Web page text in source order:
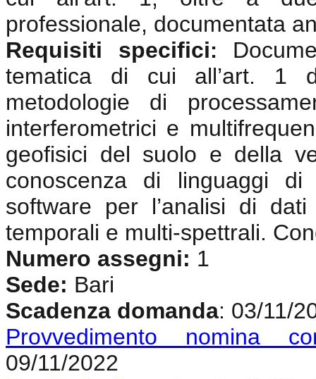
professionale, documentata
Requisiti specifici:
tematica di cui all’art. 1
metodologie di
interferometrici e
geofisici del suolo e della
conoscenza di linguaggi
software per l’analisi di
temporali e multi-spettrali.
Numero assegni: 1
Sede: Bari
Scadenza domanda: 03/11/
Provvedimento nomina
09/11/2022